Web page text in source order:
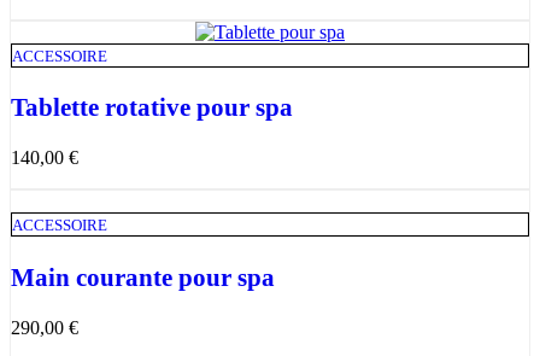
ACCESSOIRE
Tablette rotative pour spa
140,00 €
ACCESSOIRE
Main courante pour spa
290,00 €